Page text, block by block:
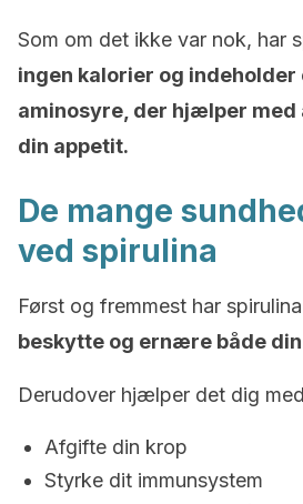
Som om det ikke var nok, har
ingen kalorier og indeholder
aminosyre, der hjælper med
din appetit.
De mange
ved spirulina
Først og fremmest har
beskytte og ernære både din
Derudover hjælper det dig
Afgifte din krop
Styrke dit immunsystem